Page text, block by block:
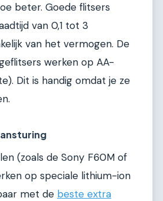
beter. Goede flitsers
van 0,1 tot 3
van het vermogen. De
werken op AA-
Dit is handig omdat je ze
(zoals de Sony F60M of
op speciale lithium-ion
met de beste extra